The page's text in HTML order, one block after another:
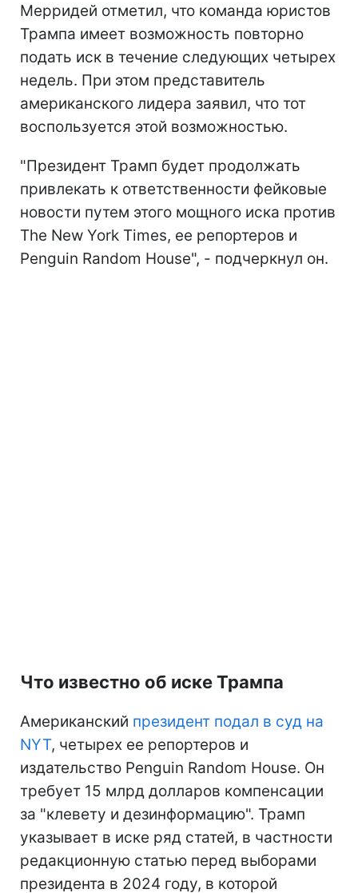
Мерридей отметил, что команда юристов
Трампа имеет возможность повторно
подать иск в течение следующих четырех
недель. При этом представитель
американского лидера заявил, что тот
воспользуется этой возможностью.
"Президент Трамп будет продолжать
привлекать к ответственности фейковые
новости путем этого мощного иска против
The New York Times, ее репортеров и
Penguin Random House", - подчеркнул он.
Что известно об иске Трампа
Американский президент подал в суд на
NYT, четырех ее репортеров и
издательство Penguin Random House. Он
требует 15 млрд долларов компенсации
за "клевету и дезинформацию". Трамп
указывает в иске ряд статей, в частности
редакционную статью перед выборами
президента в 2024 году, в которой